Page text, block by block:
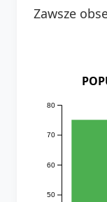
Zawsze
50
60
70
80